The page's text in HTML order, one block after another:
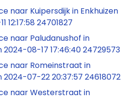
naar Kuipersdijk in Enkhuizen
12:17:58 24701827
naar Paludanushof in
2024-08-17 17:46:40 24729573
naar Romeinstraat in
2024-07-22 20:37:57 24618072
naar Westerstraat in